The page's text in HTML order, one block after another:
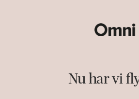
Nu har vi